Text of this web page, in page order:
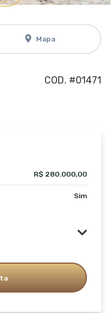
Mapa
COD. #01471
R$ 280.000,00
Sim